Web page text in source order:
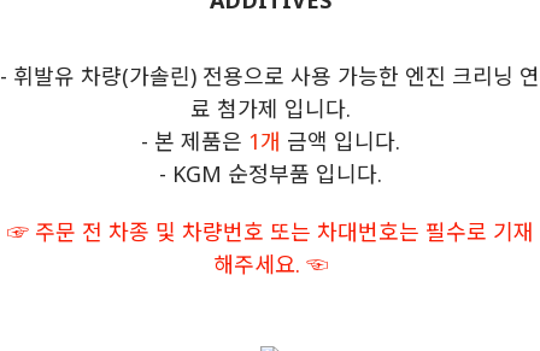
- 휘발유 차량(가솔린) 전용으로 사용 가능한 엔진 크리닝 연
료 첨가제 입니다.
- 본 제품은 1개 금액 입니다.
- KGM 순정부품 입니다.
☞ 주문 전 차종 및 차량번호 또는 차대번호는 필수로 기재
해주세요. ☜